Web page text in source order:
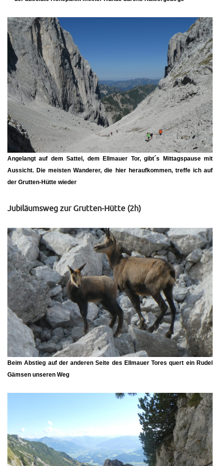
Angelangt auf dem Sattel, dem Ellmauer Tor, gibt´s Mittagspause mit
Aussicht. Die meisten Wanderer, die hier heraufkommen, treffe ich auf
der Grutten-Hütte wieder
Jubiläumsweg zur Grutten-Hütte (2h)
Beim Abstieg auf der anderen Seite des Ellmauer Tores quert ein Rudel
Gämsen unseren Weg